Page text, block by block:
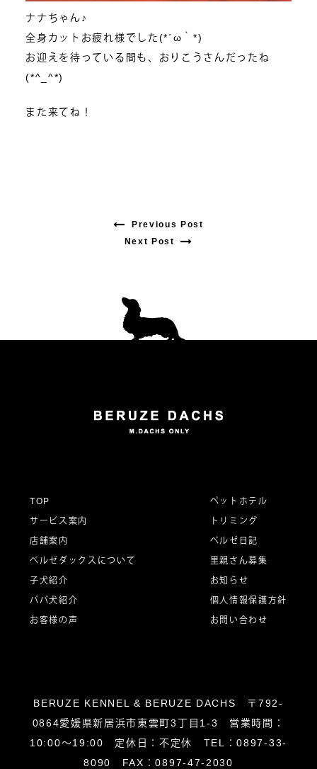
ナナちゃん♪
全身カットお疲れ様でした(*´ω｀*)
お迎えを待っている間も、おりこうさんだったね
(*^_^*)
また来てね！
ー
シ
ョ
Previous Post
Next Post
TOP
サービス案内
店舗案内
ベルゼダックスについて
子犬紹介
パパ犬紹介
お客様の声
ペットホテル
トリミング
ベルゼ日記
里親さん募集
お知らせ
個人情報保護方針
お問い合わせ
BERUZE KENNEL & BERUZE DACHS 〒792-
0864愛媛県新居浜市東雲町3丁目1-3 営業時間：
10:00～19:00 定休日：不定休 TEL：0897-33-
8090 FAX：0897-47-2030